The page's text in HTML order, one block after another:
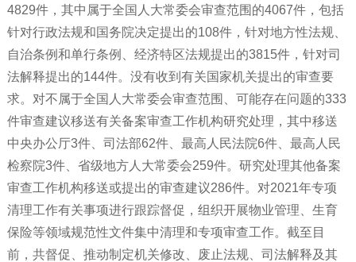
4829件，其中属于全国人大常委会审查范围的4067件，包括
针对行政法规和国务院决定提出的108件，针对地方性法规、
自治条例和单行条例、经济特区法规提出的3815件，针对司
法解释提出的144件。没有收到有关国家机关提出的审查要
求。对不属于全国人大常委会审查范围、可能存在问题的333
件审查建议移送有关备案审查工作机构研究处理，其中移送
中央办公厅3件、司法部62件、最高人民法院6件、最高人民
检察院3件、省级地方人大常委会259件。研究处理其他备案
审查工作机构移送或提出的审查建议286件。对2021年专项
清理工作有关事项进行跟踪督促，组织开展物业管理、生育
保险等领域规范性文件集中清理和专项审查工作。截至目
前，共督促、推动制定机关修改、废止法规、司法解释及其